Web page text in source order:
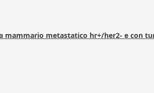
mammario metastatico hr+/her2- e con